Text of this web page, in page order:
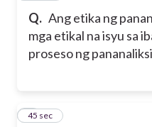
Q. Ang etika ng
mga etikal na isyu sa
proseso ng
5
45 sec